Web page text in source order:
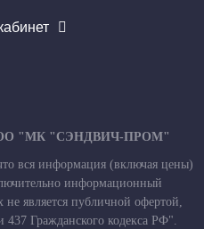
ООО "МК "СЭНДВИЧ-ПРОМ"
вся информация (включая цены)
информационный
является публичной офертой,
437 Гражданского кодекса РФ".